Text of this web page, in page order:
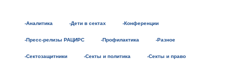
-Аналитика -Дети в сектах -Конференции
-Пресс-релизы РАЦИРС -Профилактика -Разное
-Сектозащитники -Секты и политика -Секты и право